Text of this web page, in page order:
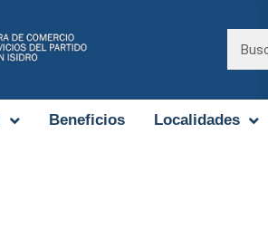
Beneficios Localidades